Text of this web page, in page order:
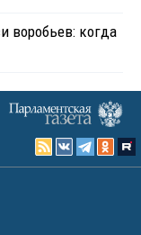
воробьев: когда